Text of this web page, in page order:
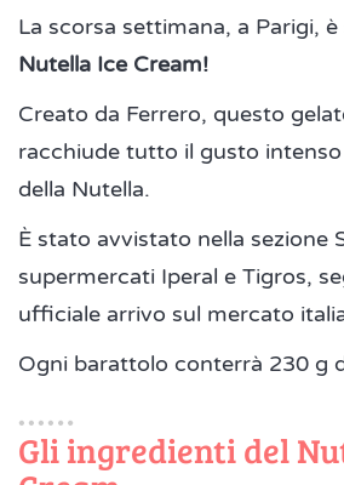
La scorsa settimana, a Parigi,
Nutella Ice Cream!
Creato da Ferrero, questo
racchiude tutto il gusto
della Nutella.
È stato avvistato nella sezione
supermercati Iperal e Tigros,
ufficiale arrivo sul mercato
Ogni barattolo conterrà 230 g
Gli ingredienti del